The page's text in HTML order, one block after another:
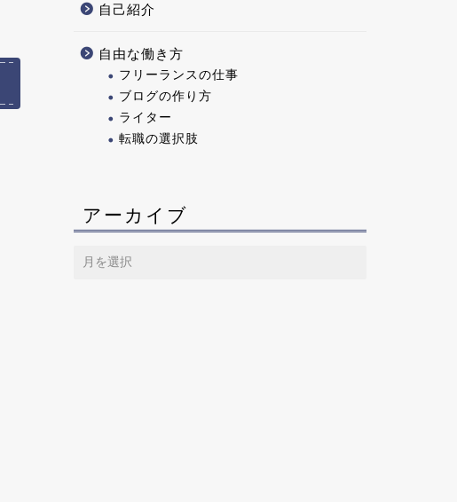
自己紹介
自由な働き方
フリーランスの仕事
ブログの作り方
ライター
転職の選択肢
アーカイブ